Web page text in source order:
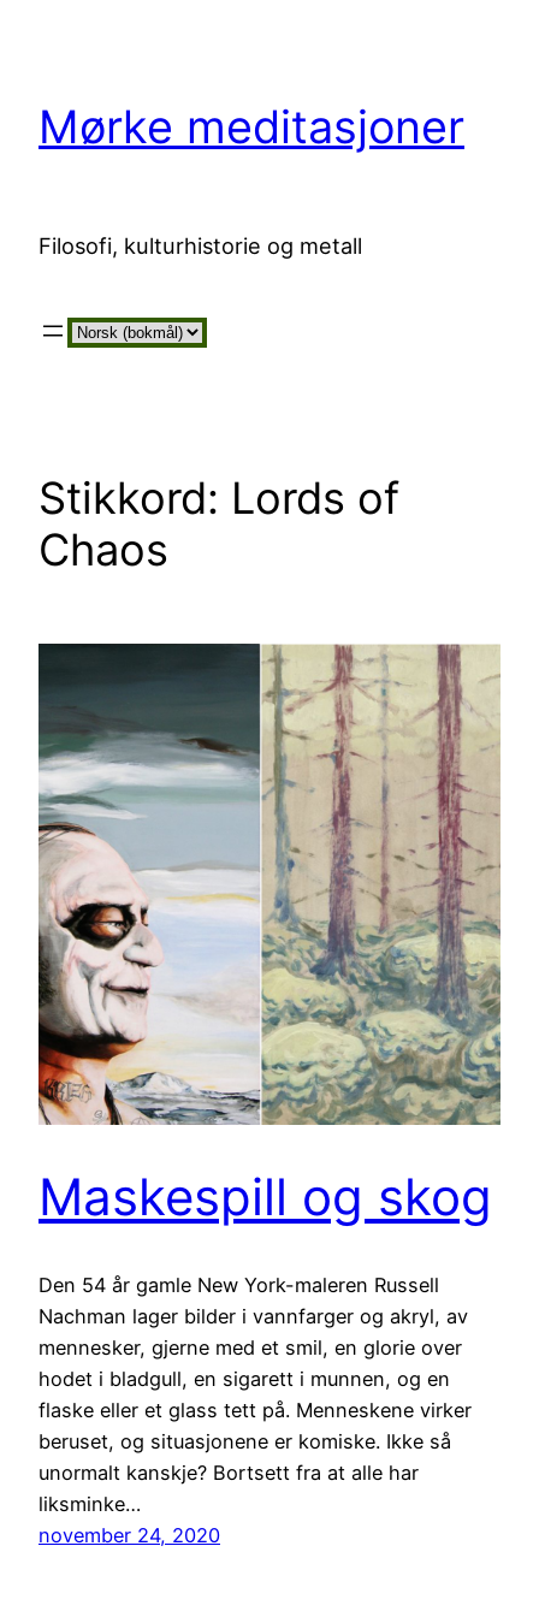
Mørke meditasjoner
Filosofi, kulturhistorie og metall
Velg
Stikkord: Lords of
Chaos
Maskespill og skog
Den 54 år gamle New York-maleren Russell
Nachman lager bilder i vannfarger og akryl, av
mennesker, gjerne med et smil, en glorie over
hodet i bladgull, en sigarett i munnen, og en
flaske eller et glass tett på. Menneskene virker
beruset, og situasjonene er komiske. Ikke så
unormalt kanskje? Bortsett fra at alle har
liksminke…
november 24, 2020